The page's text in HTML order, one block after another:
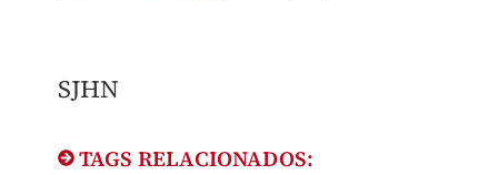
SJHN
TAGS RELACIONADOS: